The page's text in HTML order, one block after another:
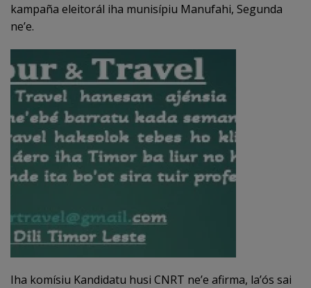
kampaña eleitorál iha munisípiu Manufahi, Segunda
ne’e.
Iha komísiu Kandidatu husi CNRT ne’e afirma, la’ós sai